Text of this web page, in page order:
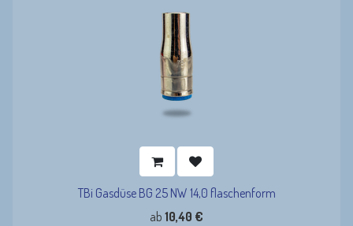
TBi Gasdüse BG 25 NW 14,0 flaschenform
ab 10,40 €